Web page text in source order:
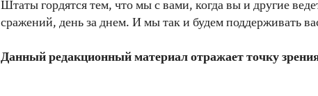
Штаты гордятся тем, что мы с вами, когда вы и другие
сражений, день за днем. И мы так и будем поддерживать
Данный редакционный материал отражает точку